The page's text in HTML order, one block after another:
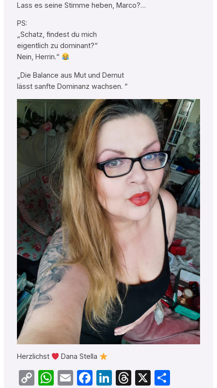
Lass es seine Stimme heben, Marco?…
PS:
„Schatz, findest du mich
eigentlich zu dominant?“
Nein, Herrin.“
„Die Balance aus Mut und Demut
lässt sanfte Dominanz wachsen. “
Herzlichst Dana Stella
CopyWhatsApp
EmailFacebook
LinkedIn
Threads
X Teilen